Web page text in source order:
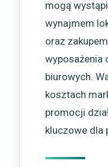
mogą
wynajmem
oraz
wyposażenia
biurowych.
kosztach
promocji
kluczowe dla